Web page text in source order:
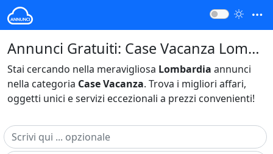
Annunci Gratuiti: Case Vacanza Lombardia Italia
Stai cercando nella meravigliosa Lombardia annunci
nella categoria Case Vacanza. Trova i migliori affari,
oggetti unici e servizi eccezionali a prezzi convenienti!